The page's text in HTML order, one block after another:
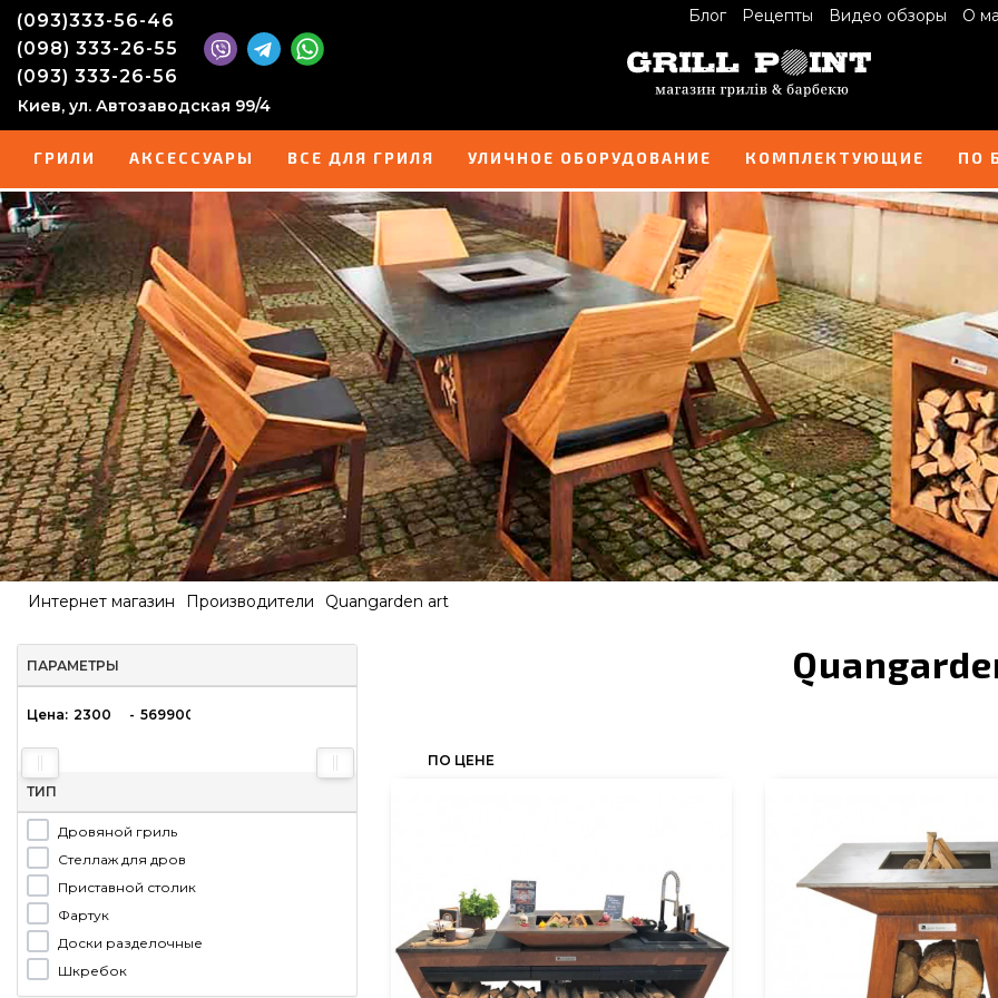
Блог Рецепты Видео обзоры О
(093)333-56-46
(098) 333-26-55
(093) 333-26-56
Киев, ул. Автозаводская 99/4
ГРИЛИ АКСЕССУАРЫ ВСЕ ДЛЯ ГРИЛЯ УЛИЧНОЕ ОБОРУДОВАНИЕ КОМПЛЕКТУЮЩИЕ ПО
Интернет магазин Производители Quangarden art
ПАРАМЕТРЫ
Цена: -
ТИП
Дровяной гриль
Стеллаж для дров
Приставной столик
Фартук
Доски разделочные
Шкребок
ПО ЦЕНЕ